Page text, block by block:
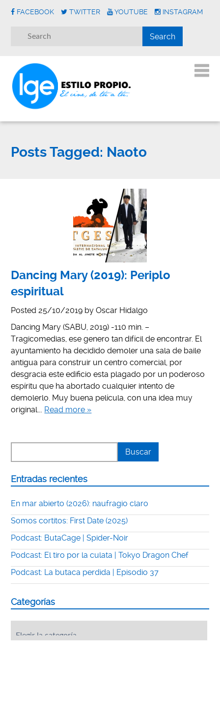
FACEBOOK TWITTER YOUTUBE INSTAGRAM
Posts Tagged: Naoto
Dancing Mary (2019): Periplo
espiritual
Posted 25/10/2019 byOscar Hidalgo
Dancing Mary (SABU, 2019) -110 min. –
Tragicomedias, ese genero tan difícil de encontrar. El
ayuntamiento ha decidido demoler una sala de baile
antigua para construir un centro comercial, por
desgracia este edificio esta plagado por un poderoso
espíritu que ha abortado cualquier intento de
demolerlo. Muy buena película, con una idea muy
original…. Read more »
Entradas recientes
En mar abierto (2026): naufragio claro
Somos cortitos: First Date (2025)
Podcast: ButaCage | Spider-Noir
Podcast: El tiro por la culata | Tokyo Dragon Chef
Podcast: La butaca perdida | Episodio 37
Categorías